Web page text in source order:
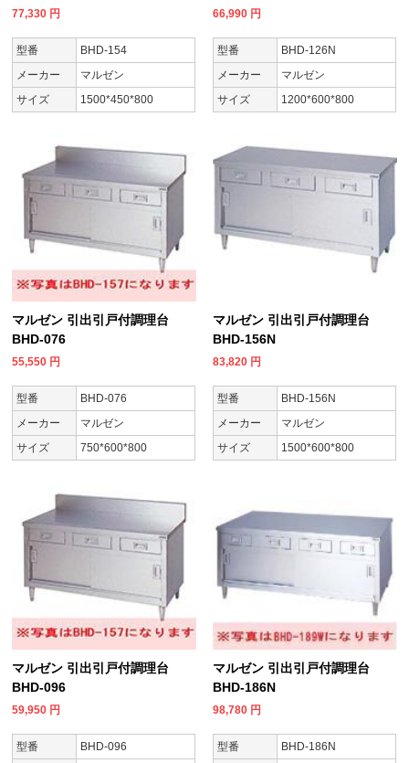
77,330 円
型番
BHD-154
メーカー
マルゼン
サイズ
1500*450*800
66,990 円
型番
BHD-126N
メーカー
マルゼン
サイズ
1200*600*800
マルゼン 引出引戸付調理台
BHD-076
55,550 円
型番
BHD-076
メーカー
マルゼン
サイズ
750*600*800
マルゼン 引出引戸付調理台
BHD-156N
83,820 円
型番
BHD-156N
メーカー
マルゼン
サイズ
1500*600*800
マルゼン 引出引戸付調理台
BHD-096
59,950 円
型番
BHD-096
マルゼン 引出引戸付調理台
BHD-186N
98,780 円
型番
BHD-186N